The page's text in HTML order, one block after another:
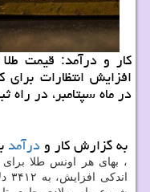
کار و درآمد: قیمت
افزایش انتظارات
در ماه سپتامبر، در
به گزارش کار ودرآمد
، بهای هر اونس طلا